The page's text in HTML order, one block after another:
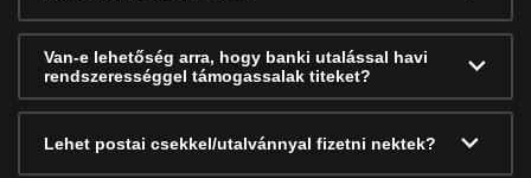
Van-e lehetőség arra, hogy banki utalással havi
rendszerességgel támogassalak titeket?
Lehet postai csekkel/utalvánnyal fizetni nektek?